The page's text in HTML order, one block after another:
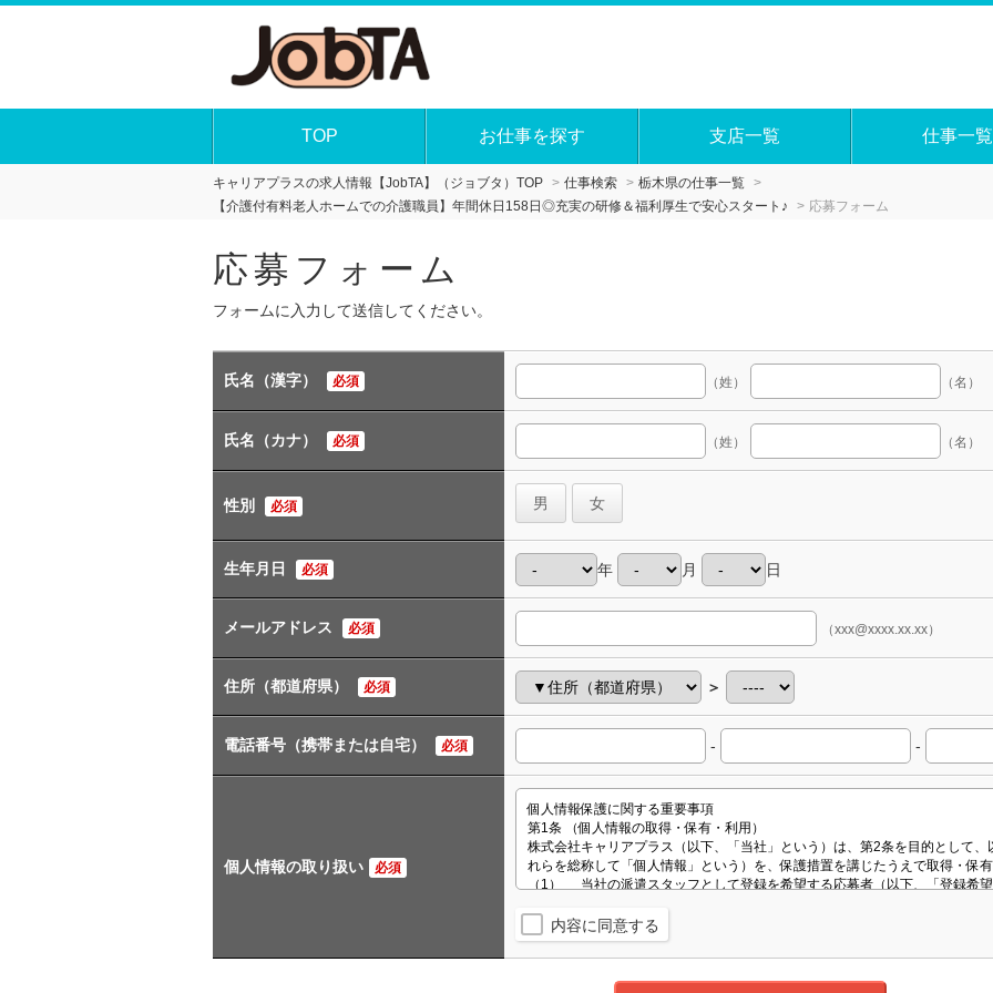
TOP お仕事を探す 支店一覧 仕事一覧
キャリアプラスの求人情報【JobTA】（ジョブタ）TOP 仕事検索
栃木県の仕事一覧
【介護付有料老人ホームでの介護職員】年間休日158日◎充実の研修＆福利厚生で安心スタート♪
応募フォーム
応募フォーム
フォームに入力して送信してください。
氏名（漢字） 必須 （姓） （名）
氏名（カナ） 必須 （姓） （名）
性別 必須 男 女
生年月日 必須 年 月 日
メールアドレス 必須 （xxx@xxxx.xx.xx）
住所（都道府県） 必須 ＞
電話番号（携帯または自宅） 必須 - -
個人情報の取り扱い 必須
内容に同意する